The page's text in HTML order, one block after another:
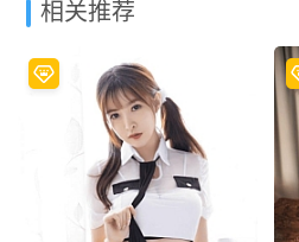
相关推荐